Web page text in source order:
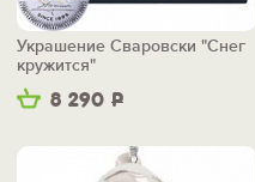
8 290 Р
Украшение Сваровски "Снег
кружится"